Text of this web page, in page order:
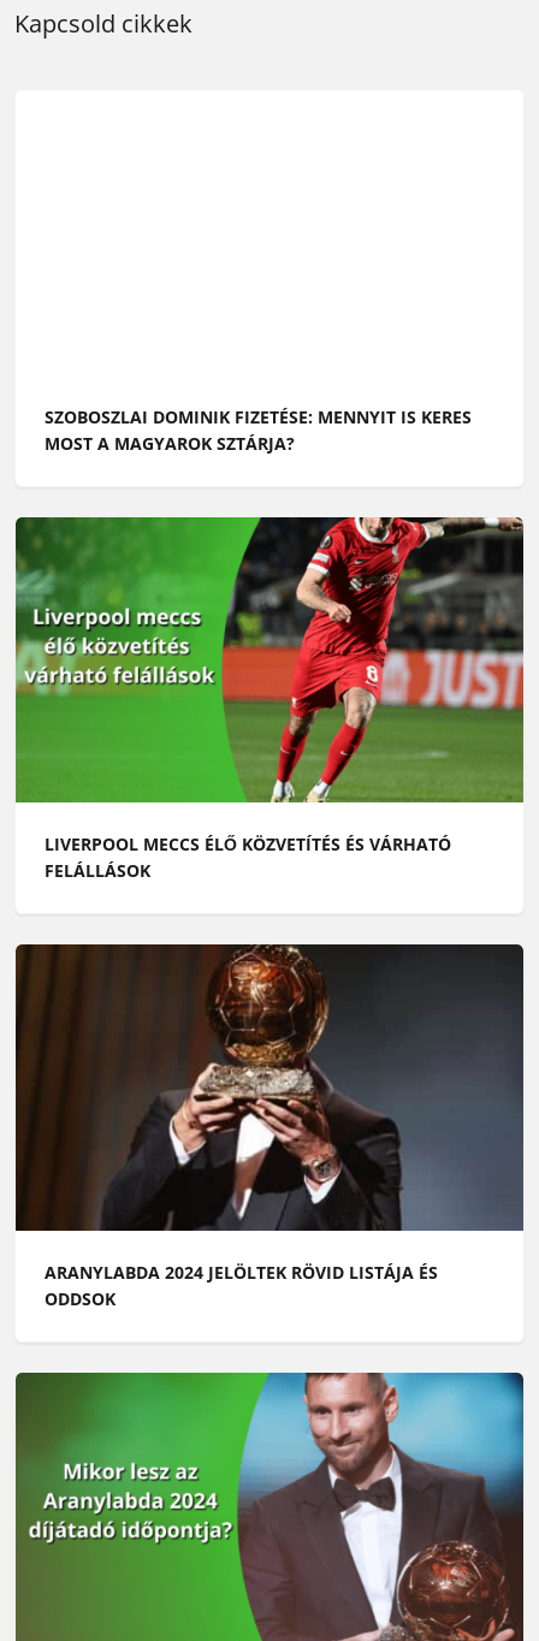
Kapcsold cikkek
SZOBOSZLAI DOMINIK FIZETÉSE: MENNYIT IS KERES
MOST A MAGYAROK SZTÁRJA?
LIVERPOOL MECCS ÉLŐ KÖZVETÍTÉS ÉS VÁRHATÓ
FELÁLLÁSOK
ARANYLABDA 2024 JELÖLTEK RÖVID LISTÁJA ÉS
ODDSOK